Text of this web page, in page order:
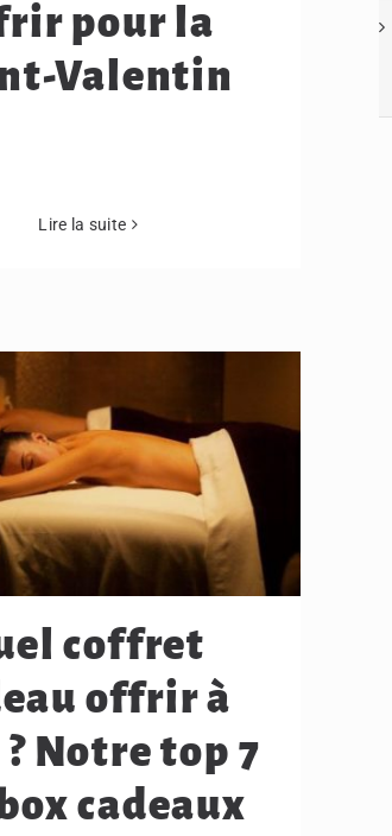
pour la
Valentin
Lire la suite
coffret
offrir à
Notre top 7
cadeaux